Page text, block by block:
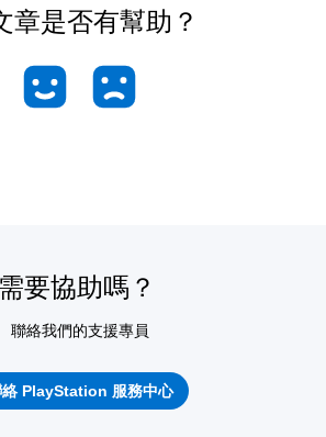
章是否有幫助？
需要協助嗎？
聯絡我們的支援專員
絡 PlayStation 服務中心